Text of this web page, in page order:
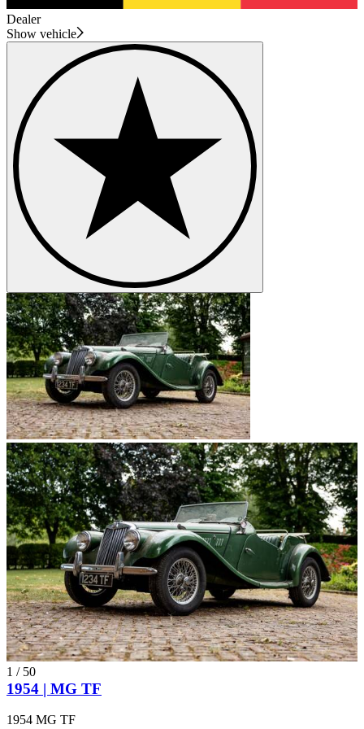
Dealer
Show vehicle
1 / 50
1954 | MG TF
1954 MG TF